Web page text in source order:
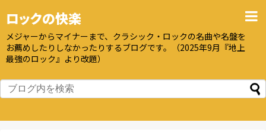
ロックの快楽
メジャーからマイナーまで、クラシック・ロックの名曲や名盤を
お薦めしたりしなかったりするブログです。（2025年9月『地上
最強のロック』より改題）